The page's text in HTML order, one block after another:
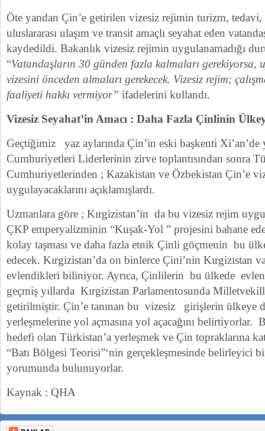
Öte yandan Çin’e getirilen vizesiz rejimin turizm, tedavi,
uluslararası ulaşım ve transit amaçlı seyahat eden
kaydedildi. Bakanlık vizesiz rejimin uygulanamadığı
“Vatandaşların 30 günden fazla kalmaları gerekiyorsa,
vizesini önceden almaları gerekecek. Vizesiz rejim;
faaliyeti hakkı vermiyor” ifadelerini kullandı.
Vizesiz Seyahat’in Amacı : Daha Fazla Çinlinin
Geçtiğimiz yaz aylarında Çin’in eski başkenti Xi’an’de
Cumhuriyetleri Liderlerinin zirve toplantısından sonra
Cumhuriyetlerinden ; Kazakistan ve Özbekistan Çin’e
uygulayacaklarını açıklamışlardı.
Uzmanlara göre ; Kırgizistan’in da bu vizesiz rejim
ÇKP emperyalizminin “Kuşak-Yol ” projesini bahane
kolay taşması ve daha fazla etnik Çinli göçmenin bu
edecek. Kırgizistan’da on binlerce Çini’nin Kırgizıstan
evlendikleri biliniyor. Ayrıca, Çinlilerin bu ülkede
geçmiş yıllarda Kırgizistan Parlamentosunda
getirilmiştir. Çin’e tanınan bu vizesiz girişlerin ülkeye
yerleşmelerine yol açmasına yol açacağını
hedefi olan Türkistan’a yerleşmek ve Çin topraklarına
“Batı Bölgesi Teorisi”‘nin gerçekleşmesinde belirleyici
yorumunda bulunuyorlar.
Kaynak : QHA